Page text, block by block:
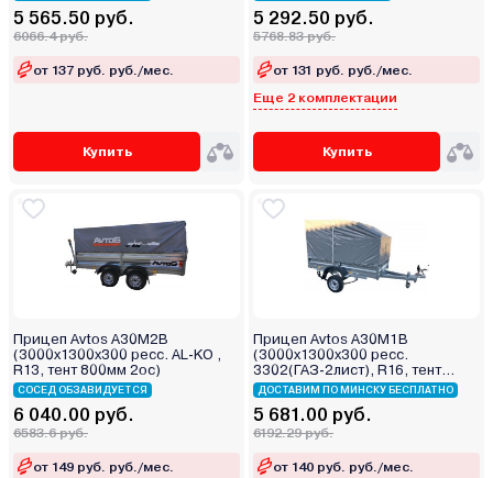
5 565.50 руб.
6066.4 руб.
от 137 руб. руб./мес.
Купить
5 292.50 руб.
5768.83 руб.
от 131 руб. руб./мес.
Еще 2 комплектации
Купить
Прицеп Avtos А30М2В
(3000х1300х300 ресс. AL-KO ,
R13, тент 800мм 2ос)
СОСЕД ОБЗАВИДУЕТСЯ
6 040.00 руб.
6583.6 руб.
от 149 руб. руб./мес.
Прицеп Avtos А30М1В
(3000х1300х300 ресс.
3302(ГАЗ-2лист), R16, тент
400мм)
ДОСТАВИМ ПО МИНСКУ БЕСПЛАТНО
5 681.00 руб.
6192.29 руб.
от 140 руб. руб./мес.